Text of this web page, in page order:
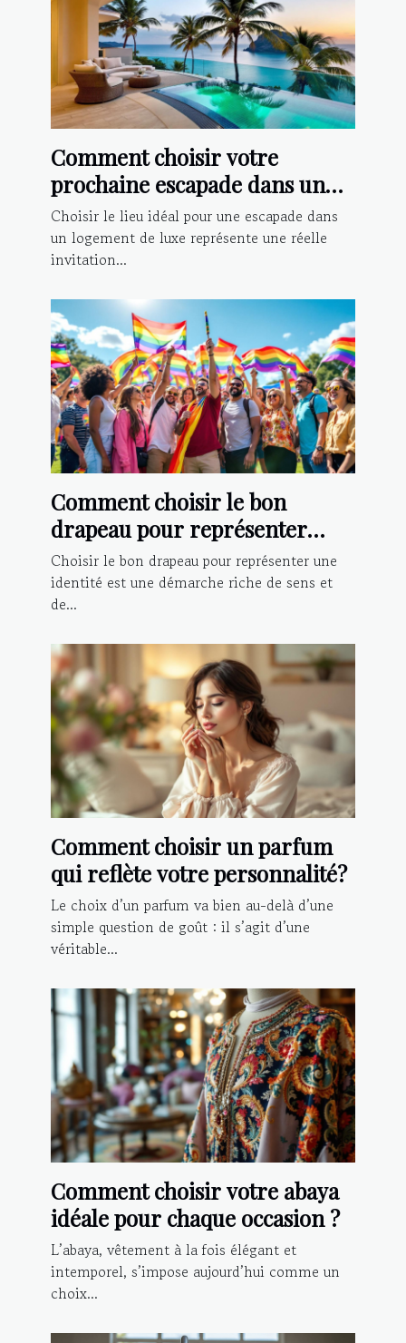
Comment choisir votre
prochaine escapade dans un
logement de luxe ?
Choisir le lieu idéal pour une escapade dans
un logement de luxe représente une réelle
invitation...
Comment choisir le bon
drapeau pour représenter
votre identité?
Choisir le bon drapeau pour représenter une
identité est une démarche riche de sens et
de...
Comment choisir un parfum
qui reflète votre personnalité?
Le choix d’un parfum va bien au-delà d’une
simple question de goût : il s’agit d’une
véritable...
Comment choisir votre abaya
idéale pour chaque occasion ?
L’abaya, vêtement à la fois élégant et
intemporel, s’impose aujourd’hui comme un
choix...